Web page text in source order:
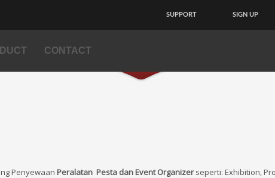
not a part of contracts, the changes can be occurred at any time.
SUPPORT SIGN UP
CONTACT
Alat Pesta dan
Penyewaan Peralatan Pesta danEvent Organizer seperti: Exhibition,